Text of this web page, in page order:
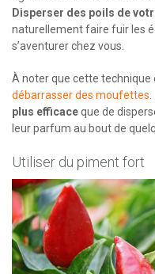
Disperser des poils de
naturellement faire fuir les
s’aventurer chez vous.
À noter que cette
débarrasser des moufettes
plus efficaceque de
leur parfum au bout de
Utiliser du piment fort